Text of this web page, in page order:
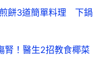
餅3道簡單料理 下鍋
腎！醫生2招教食椰菜